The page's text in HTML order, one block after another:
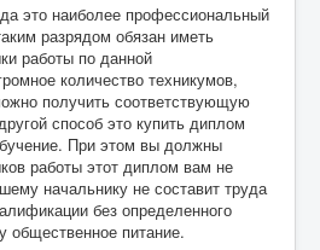
это наиболее профессиональный
разрядом обязан иметь
работы по данной
количество техникумов,
получить соответствующую
способ это купить диплом
При этом вы должны
работы этот диплом вам не
начальнику не составит труда
без определенного
общественное питание.